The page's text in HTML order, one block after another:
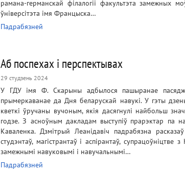
рамана-германскай філалогіі факультэта замежных
ўніверсітэта імя Францыска…
Падрабязней
Аб поспехах і перспектывах
29 студзень 2024
У ГДУ імя Ф. Скарыны адбылося пашыранае
прымеркаванае да Дня беларускай навукі. У гэты
кветкі ўручаны вучоным, якія дасягнулі найбольш
годзе. З асноўным дакладам выступіў прарэктар па
Каваленка. Дзмітрый Леанідавіч падрабязна
студэнтаў, магістрантаў і аспірантаў, супрацоўніцтве
замежнымі навуковымі і навучальнымі…
Падрабязней